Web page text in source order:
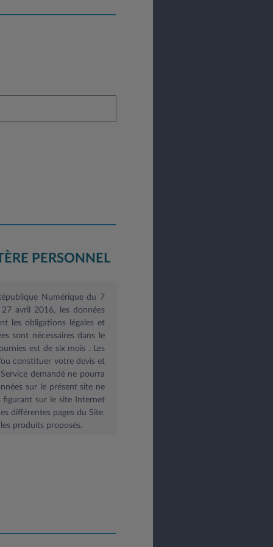
PERSONNEL
Numérique du 7
avril 2016, les données
les obligations légales et
sont nécessaires dans le
est de six mois . Les
ou constituer votre devis et
demandé ne pourra
sur le présent site ne
figurant sur le site Internet
différentes pages du Site.
produits proposés.